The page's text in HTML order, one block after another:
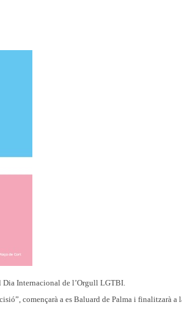
Internacional de l’Orgull LGTBI.
començarà a es Baluard de Palma i finalitzarà a